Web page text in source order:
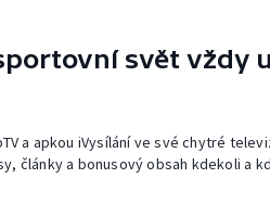
svět vždy
a apkou iVysílání ve své chytré
články a bonusový obsah kdekoli a